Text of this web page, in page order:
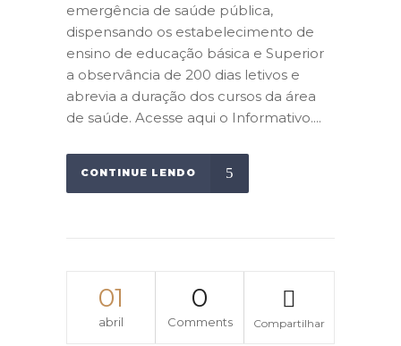
emergência de saúde pública,
dispensando os estabelecimento de
ensino de educação básica e Superior
a observância de 200 dias letivos e
abrevia a duração dos cursos da área
de saúde. Acesse aqui o Informativo....
CONTINUE LENDO
01
abril
0
Comments Compartilhar